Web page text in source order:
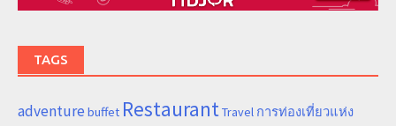
TAGS
adventure buffet RestaurantTravel การท่องเที่ยวแห่ง